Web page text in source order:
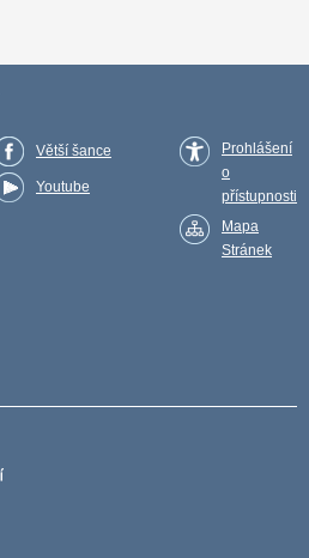
Větší šance
Youtube
Prohlášení
o
přístupnosti
Mapa
Stránek